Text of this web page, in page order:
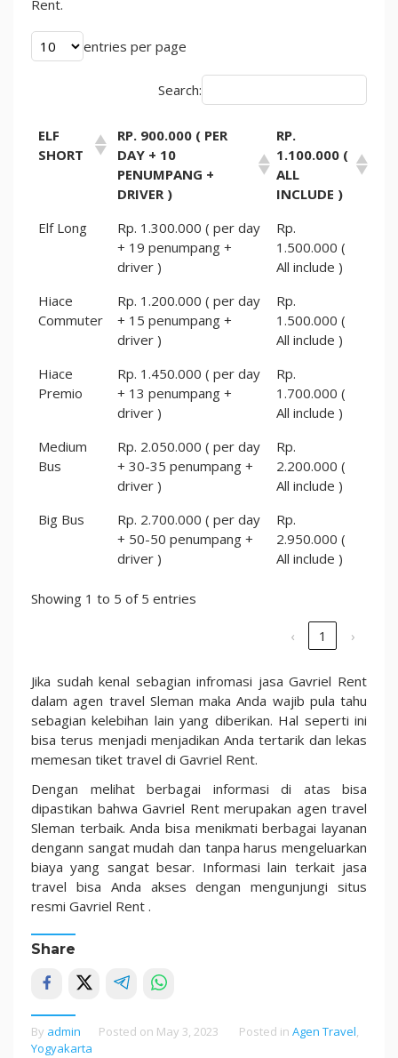
Rent.
entries per page
Search:
ELF
SHORT
RP. 900.000 ( PER
DAY + 10
PENUMPANG +
DRIVER )
RP.
1.100.000 (
ALL
INCLUDE )
Elf Long
Rp. 1.300.000 ( per day
+ 19 penumpang +
driver )
Rp.
1.500.000 (
All include )
Hiace
Commuter
Rp. 1.200.000 ( per day
+ 15 penumpang +
driver )
Rp.
1.500.000 (
All include )
Hiace
Premio
Rp. 1.450.000 ( per day
+ 13 penumpang +
driver )
Rp.
1.700.000 (
All include )
Medium
Bus
Rp. 2.050.000 ( per day
+ 30-35 penumpang +
driver )
Rp.
2.200.000 (
All include )
Big Bus
Rp. 2.700.000 ( per day
+ 50-50 penumpang +
driver )
Rp.
2.950.000 (
All include )
Showing 1 to 5 of 5 entries
‹ 1 ›
Jika sudah kenal sebagian infromasi jasa Gavriel Rent
dalam agen travel Sleman maka Anda wajib pula tahu
sebagian kelebihan lain yang diberikan. Hal seperti ini
bisa terus menjadi menjadikan Anda tertarik dan lekas
memesan tiket travel di Gavriel Rent.
Dengan melihat berbagai informasi di atas bisa
dipastikan bahwa Gavriel Rent merupakan agen travel
Sleman terbaik. Anda bisa menikmati berbagai layanan
dengann sangat mudah dan tanpa harus mengeluarkan
biaya yang sangat besar. Informasi lain terkait jasa
travel bisa Anda akses dengan mengunjungi situs
resmi Gavriel Rent .
Share
By admin Posted on May 3, 2023 Posted in Agen Travel,
Yogyakarta